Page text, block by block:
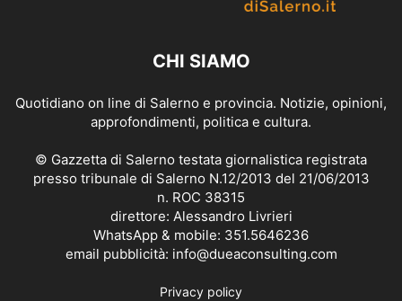
CHI SIAMO
Quotidiano on line di Salerno e provincia. Notizie, opinioni,
approfondimenti, politica e cultura.
© Gazzetta di Salerno testata giornalistica registrata
presso tribunale di Salerno N.12/2013 del 21/06/2013
n. ROC 38315
direttore: Alessandro Livrieri
WhatsApp & mobile: 351.5646236
email pubblicità: info@dueaconsulting.com
Privacy policy